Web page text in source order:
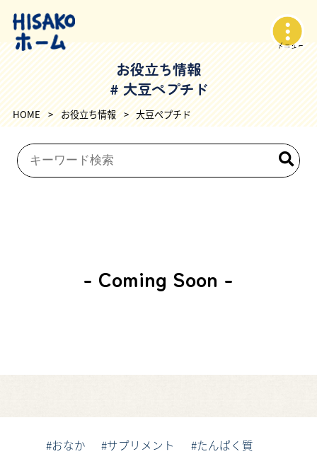
お役立ち情報
# 大豆ペプチド
HOME > お役立ち情報 > 大豆ペプチド
- Coming Soon -
おなか サプリメント
たんぱく質